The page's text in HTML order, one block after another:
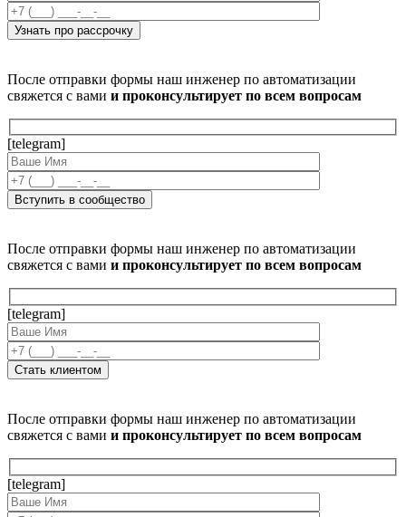
После отправки формы наш инженер по автоматизации
свяжется с вами и проконсультирует по всем вопросам
[telegram]
После отправки формы наш инженер по автоматизации
свяжется с вами и проконсультирует по всем вопросам
[telegram]
После отправки формы наш инженер по автоматизации
свяжется с вами и проконсультирует по всем вопросам
[telegram]